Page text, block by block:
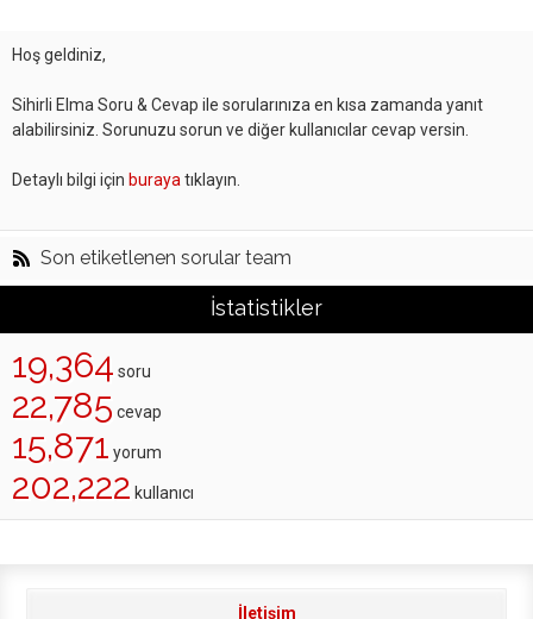
Hoş geldiniz,
Sihirli Elma Soru & Cevap ile sorularınıza en kısa zamanda yanıt
alabilirsiniz. Sorunuzu sorun ve diğer kullanıcılar cevap versin.
Detaylı bilgi için buraya tıklayın.
Son etiketlenen sorular team
İstatistikler
19,364 soru
22,785 cevap
15,871 yorum
202,222 kullanıcı
İletişim